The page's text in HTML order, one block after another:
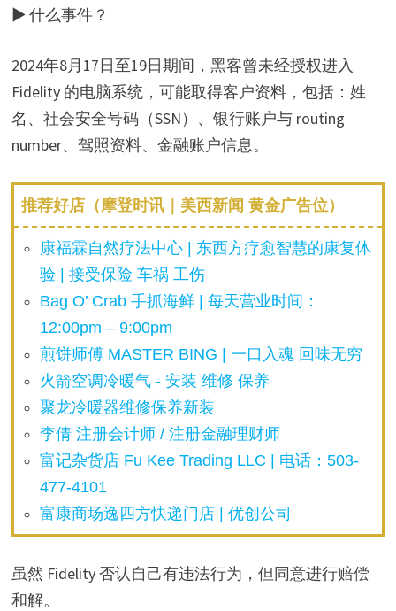
▶ 什么事件？
2024年8月17日至19日期间，黑客曾未经授权进入
Fidelity 的电脑系统，可能取得客户资料，包括：姓
名、社会安全号码（SSN）、银行账户与 routing
number、驾照资料、金融账户信息。
推荐好店（摩登时讯｜美西新闻 黄金广告位）
康福霖自然疗法中心 | 东西方疗愈智慧的康复体
验 | 接受保险 车祸 工伤
Bag O’ Crab 手抓海鲜 | 每天营业时间：
12:00pm – 9:00pm
煎饼师傅 MASTER BING | 一口入魂 回味无穷
火箭空调冷暖气 - 安装 维修 保养
聚龙冷暖器维修保养新装
李倩 注册会计师 / 注册金融理财师
富记杂货店 Fu Kee Trading LLC | 电话：503-
477-4101
富康商场逸四方快递门店 | 优创公司
虽然 Fidelity 否认自己有违法行为，但同意进行赔偿
和解。